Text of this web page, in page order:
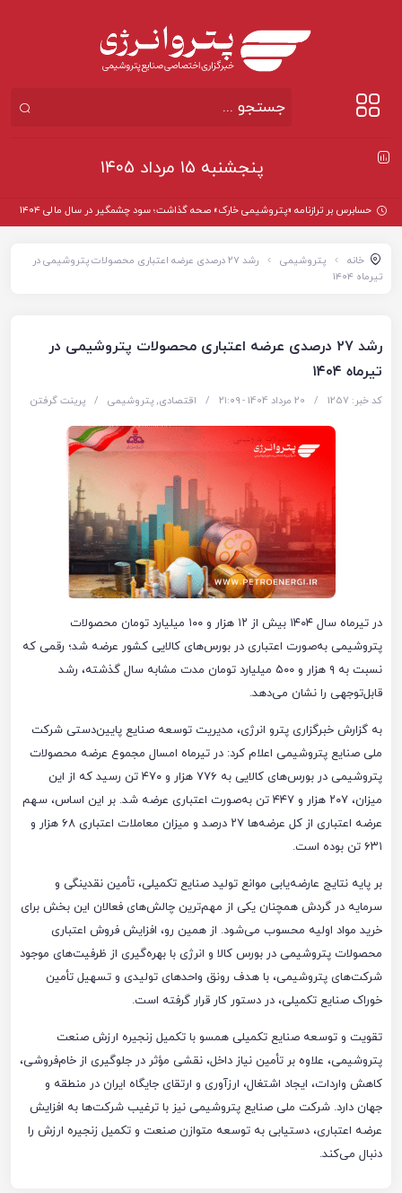
پنجشنبه ۱۵ مرداد ۱۴۰۵
حسابرس بر ترازنامه «پتروشیمی خارک» صحه گذاشت؛ سود چشمگیر در سال مالی ۱۴۰۴
خانه پتروشیمی
رشد ۲۷ درصدی عرضه اعتباری محصولات پتروشیمی در
تیرماه ۱۴۰۴
رشد ۲۷ درصدی عرضه اعتباری محصولات پتروشیمی در
تیرماه ۱۴۰۴
کد خبر: 1257 / 20 مرداد 1404 - ۲۱:۰۹ / اقتصادی, پتروشیمی / پرینت گرفتن
در تیرماه سال ۱۴۰۴ بیش از ۱۲ هزار و ۱۰۰ میلیارد تومان محصولات
پتروشیمی به‌صورت اعتباری در بورس‌های کالایی کشور عرضه شد؛ رقمی که
نسبت به ۹ هزار و ۵۰۰ میلیارد تومان مدت مشابه سال گذشته، رشد
قابل‌توجهی را نشان می‌دهد.
به گزارش خبرگزاری پترو انرژی، مدیریت توسعه صنایع پایین‌دستی شرکت
ملی صنایع پتروشیمی اعلام کرد: در تیرماه امسال مجموع عرضه محصولات
پتروشیمی در بورس‌های کالایی به ۷۷۶ هزار و ۴۷۰ تن رسید که از این
میزان، ۲۰۷ هزار و ۴۴۷ تن به‌صورت اعتباری عرضه شد. بر این اساس، سهم
عرضه اعتباری از کل عرضه‌ها ۲۷ درصد و میزان معاملات اعتباری ۶۸ هزار و
۶۳۱ تن بوده است.
بر پایه نتایج عارضه‌یابی موانع تولید صنایع تکمیلی، تأمین نقدینگی و
سرمایه در گردش همچنان یکی از مهم‌ترین چالش‌های فعالان این بخش برای
خرید مواد اولیه محسوب می‌شود. از همین رو، افزایش فروش اعتباری
محصولات پتروشیمی در بورس کالا و انرژی با بهره‌گیری از ظرفیت‌های موجود
شرکت‌های پتروشیمی، با هدف رونق واحدهای تولیدی و تسهیل تأمین
خوراک صنایع تکمیلی، در دستور کار قرار گرفته است.
تقویت و توسعه صنایع تکمیلی همسو با تکمیل زنجیره ارزش صنعت
پتروشیمی، علاوه بر تأمین نیاز داخل، نقشی مؤثر در جلوگیری از خام‌فروشی،
کاهش واردات، ایجاد اشتغال، ارزآوری و ارتقای جایگاه ایران در منطقه و
جهان دارد. شرکت ملی صنایع پتروشیمی نیز با ترغیب شرکت‌ها به افزایش
عرضه اعتباری، دستیابی به توسعه متوازن صنعت و تکمیل زنجیره ارزش را
دنبال می‌کند.